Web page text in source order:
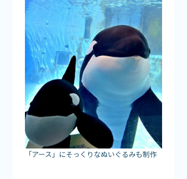
「アース」にそっくりなぬいぐるみも制作